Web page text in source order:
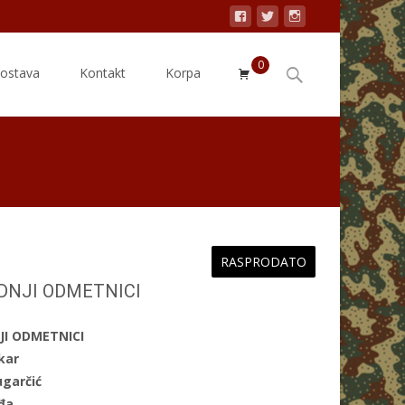
Kontakt Korpa 0
Search
RASPRODATO
ODMETNICI
ODMETNICI